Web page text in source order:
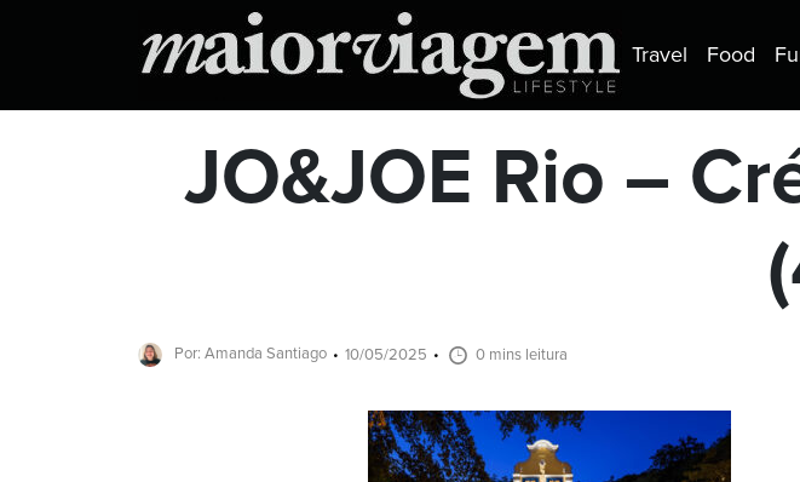
Travel Food
JO&JOE Rio –
Por: Amanda Santiago 10/05/2025 0 mins leitura